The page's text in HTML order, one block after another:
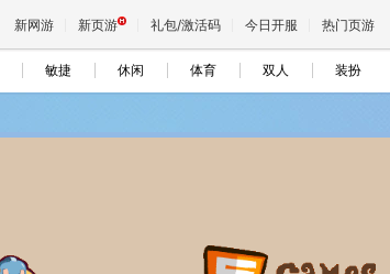
新网游 新页游 礼包/激活码 今日开服 热门页游
王权与自由
敏捷 休闲 体育 双人 装扮